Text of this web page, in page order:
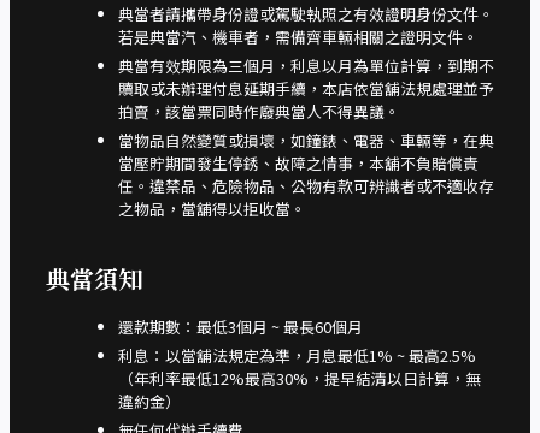
典當者請攜帶身份證或駕駛執照之有效證明身份文件。
若是典當汽、機車者，需備齊車輛相關之證明文件。
典當有效期限為三個月，利息以月為單位計算，到期不
贖取或未辦理付息延期手續，本店依當舖法規處理並予
拍賣，該當票同時作廢典當人不得異議。
當物品自然變質或損壞，如鐘錶、電器、車輛等，在典
當壓貯期間發生停銹、故障之情事，本舖不負賠償責
任。違禁品、危險物品、公物有款可辨識者或不適收存
之物品，當舖得以拒收當。
典當須知
還款期數：最低3個月 ~ 最長60個月
利息：以當舖法規定為準，月息最低1% ~ 最高2.5%
（年利率最低12%最高30%，提早結清以日計算，無
違約金）